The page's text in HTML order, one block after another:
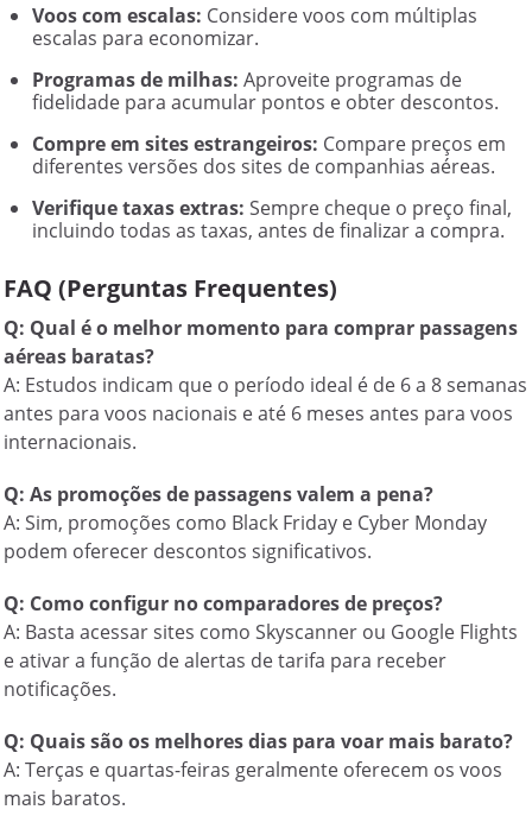
Voos com escalas: Considere voos com múltiplas
escalas para economizar.
Programas de milhas: Aproveite programas de
fidelidade para acumular pontos e obter descontos.
Compre em sites estrangeiros: Compare preços em
diferentes versões dos sites de companhias aéreas.
Verifique taxas extras: Sempre cheque o preço final,
incluindo todas as taxas, antes de finalizar a compra.
FAQ (Perguntas Frequentes)
Q: Qual é o melhor momento para comprar passagens
aéreas baratas?
A: Estudos indicam que o período ideal é de 6 a 8 semanas
antes para voos nacionais e até 6 meses antes para voos
internacionais.
Q: As promoções de passagens valem a pena?
A: Sim, promoções como Black Friday e Cyber Monday
podem oferecer descontos significativos.
Q: Como configur no comparadores de preços?
A: Basta acessar sites como Skyscanner ou Google Flights
e ativar a função de alertas de tarifa para receber
notificações.
Q: Quais são os melhores dias para voar mais barato?
A: Terças e quartas-feiras geralmente oferecem os voos
mais baratos.